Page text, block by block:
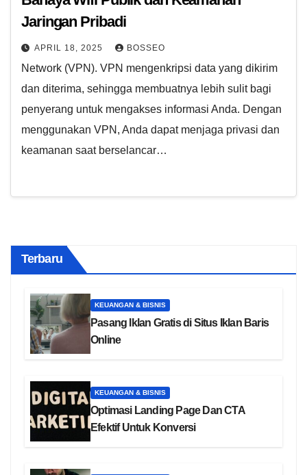
Jaringan Pribadi
APRIL 18, 2025 BOSSEO
Network (VPN). VPN mengenkripsi data yang dikirim
dan diterima, sehingga membuatnya lebih sulit bagi
penyerang untuk mengakses informasi Anda. Dengan
menggunakan VPN, Anda dapat menjaga privasi dan
keamanan saat berselancar…
Terbaru
KEUANGAN & BISNIS
Pasang Iklan Gratis di Situs Iklan Baris
Online
KEUANGAN & BISNIS
Optimasi Landing Page Dan CTA
Efektif Untuk Konversi